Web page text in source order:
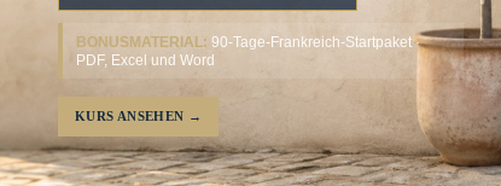
BONUSMATERIAL: 90-Tage-Frankreich-Startpaket ·
PDF, Excel und Word
KURS ANSEHEN →